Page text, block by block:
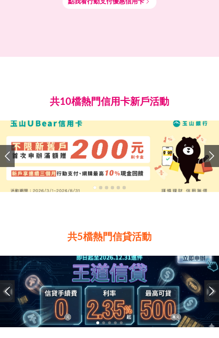
共10檔熱門信用卡新戶活動
共5檔熱門信貸活動